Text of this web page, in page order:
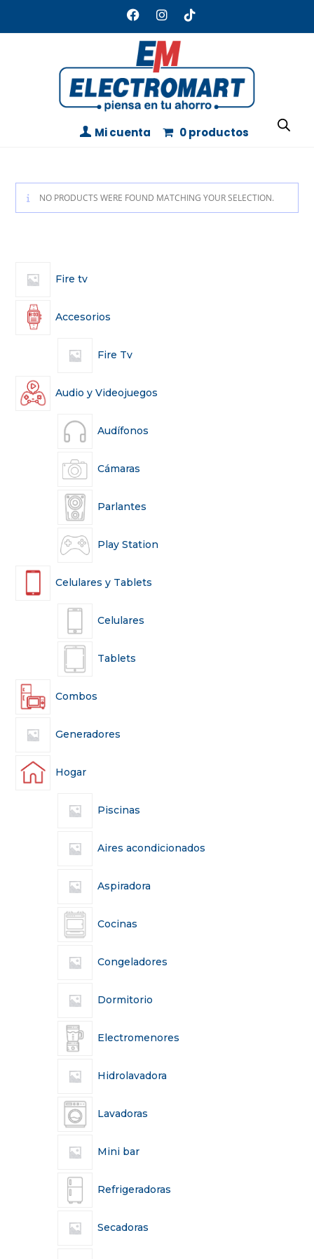
Mi cuenta 0 productos
NO PRODUCTS WERE FOUND MATCHING YOUR SELECTION.
Fire tv
Accesorios
Fire Tv
Audio y Videojuegos
Audífonos
Cámaras
Parlantes
Play Station
Celulares y Tablets
Celulares
Tablets
Combos
Generadores
Hogar
Piscinas
Aires acondicionados
Aspiradora
Cocinas
Congeladores
Dormitorio
Electromenores
Hidrolavadora
Lavadoras
Mini bar
Refrigeradoras
Secadoras